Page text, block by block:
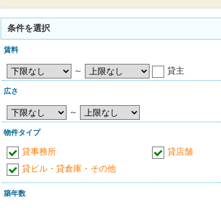
条件を選択
賃料
～ 貸主
広さ
～
物件タイプ
貸事務所 貸店舗
貸ビル・貸倉庫・その他
築年数